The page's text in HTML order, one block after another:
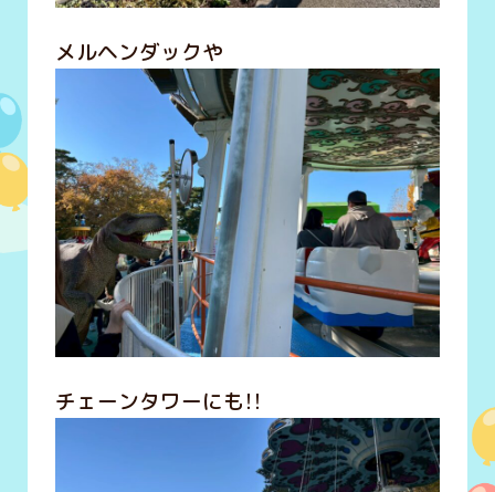
メルヘンダックや
チェーンタワーにも！！